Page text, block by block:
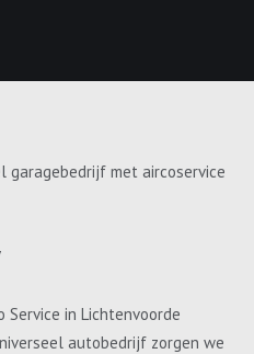
garagebedrijf met aircoservice
Service in Lichtenvoorde
autobedrijf zorgen we